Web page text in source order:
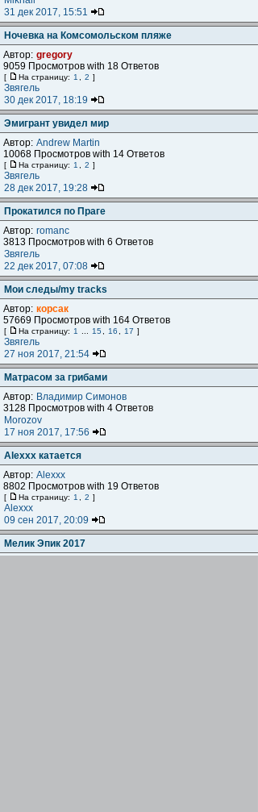
31 дек 2017, 15:51
Ночевка на Комсомольском пляже
Автор: gregory
9059 Просмотров with 18 Ответов
[ На страницу: 1 2 ]
Звягель
30 дек 2017, 18:19
Эмигрант увидел мир
Автор: Andrew Martin
10068 Просмотров with 14 Ответов
[ На страницу: 1 2 ]
Звягель
28 дек 2017, 19:28
Прокатился по Праге
Автор: romanc
3813 Просмотров with 6 Ответов
Звягель
22 дек 2017, 07:08
Мои следы/my tracks
Автор: корсак
57669 Просмотров with 164 Ответов
[ На страницу: 1 15 16 17 ]
Звягель
27 ноя 2017, 21:54
Матрасом за грибами
Автор: Владимир Симонов
3128 Просмотров with 4 Ответов
Morozov
17 ноя 2017, 17:56
Alexxx катается
Автор: Alexxx
8802 Просмотров with 19 Ответов
[ На страницу: 1 2 ]
Alexxx
09 сен 2017, 20:09
Мелик Эпик 2017